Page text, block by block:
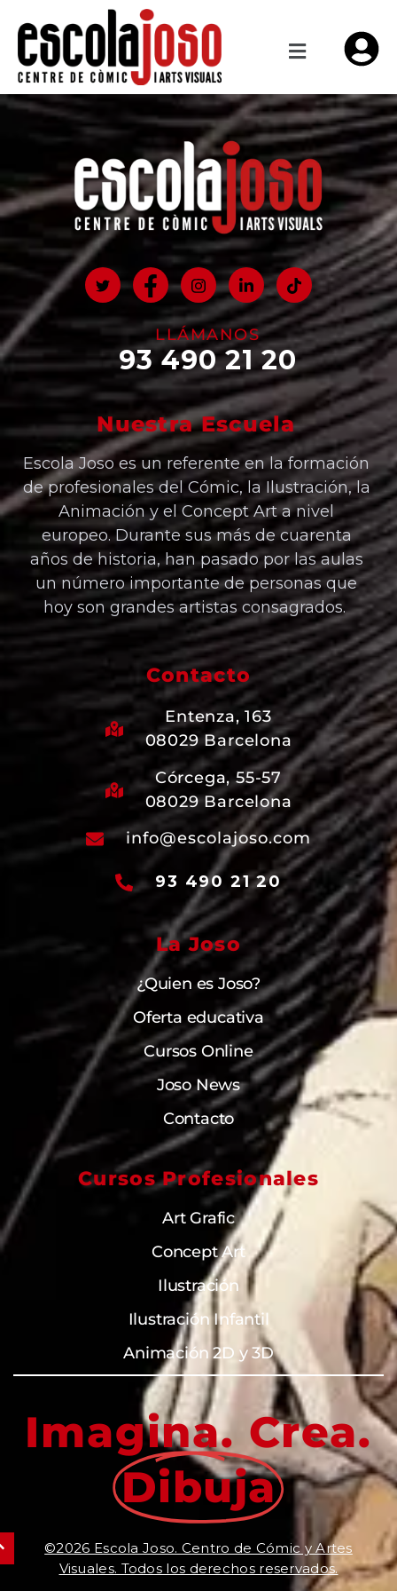
LLÁMANOS
93 490 21 20
Nuestra Escuela
Escola Joso es un referente en la formación
de profesionales del Cómic, la Ilustración, la
Animación y el Concept Art a nivel
europeo. Durante sus más de cuarenta
años de historia, han pasado por las aulas
un número importante de personas que
hoy son grandes artistas consagrados.
Contacto
Entenza, 163
08029 Barcelona
Córcega, 55-57
08029 Barcelona
info@escolajoso.com
93 490 21 20
La Joso
¿Quien es Joso?
Oferta educativa
Cursos Online
Joso News
Contacto
Cursos Profesionales
Art Grafic
Concept Art
Ilustración
Ilustración Infantil
Animación 2D y 3D
Imagina. Crea.
Dibuja
©2026 Escola Joso. Centro de Cómic y Artes
Visuales. Todos los derechos reservados.